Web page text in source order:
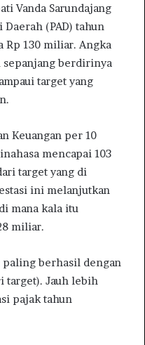
Vanda Sarundajang
Daerah (PAD) tahun
Rp 130 miliar. Angka
berdirinya
target yang
Keuangan per 10
mencapai 103
target yang di
ini melanjutkan
mana kala itu
miliar.
berhasil dengan
target). Jauh lebih
pajak tahun